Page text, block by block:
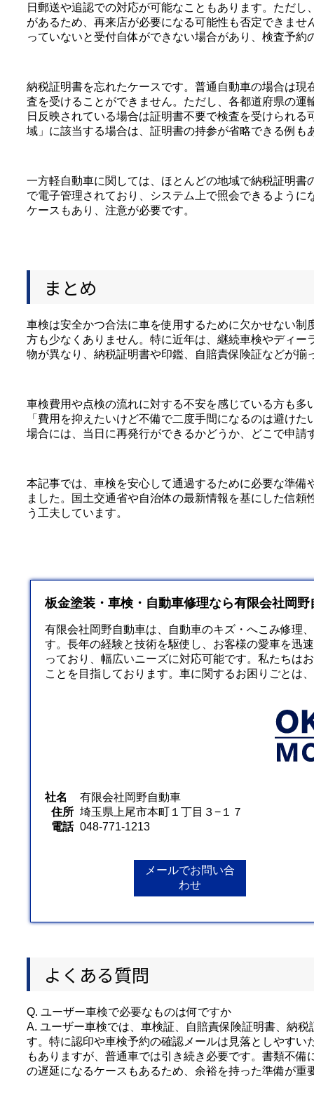
日郵送や追認での対応が可能なこともあります。ただ
があるため、再来店が必要になる可能性も否定できま
っていないと受付自体ができない場合があり、検査予
納税証明書を忘れたケースです。普通自動車の場合は
査を受けることができません。ただし、各都道府県の
日反映されている場合は証明書不要で検査を受けられ
域」に該当する場合は、証明書の持参が省略できる例も
一方軽自動車に関しては、ほとんどの地域で納税証明
で電子管理されており、システム上で照会できるよう
ケースもあり、注意が必要です。
まとめ
車検は安全かつ合法に車を使用するために欠かせない
方も少なくありません。特に近年は、継続車検やディ
物が異なり、納税証明書や印鑑、自賠責保険証などが
車検費用や点検の流れに対する不安を感じている方も
「費用を抑えたいけど不備で二度手間になるのは避け
場合には、当日に再発行ができるかどうか、どこで申
本記事では、車検を安心して通過するために必要な準
ました。国土交通省や自治体の最新情報を基にした信
う工夫しています。
板金塗装・車検・自動車修理なら有限会社岡野
有限会社岡野自動車は、自動車のキズ・へこみ修理
す。長年の経験と技術を駆使し、お客様の愛車を迅
っており、幅広いニーズに対応可能です。私たちは
ことを目指しております。車に関するお困りごとは
社名
有限会社岡野自動車
住所 埼玉県上尾市本町１丁目３−１７
電話 048-771-1213
メールでお問い合
わせ
よくある質問
Q. ユーザー車検で必要なものは何ですか
A. ユーザー車検では、車検証、自賠責保険証明書、納
す。特に認印や車検予約の確認メールは見落としやす
もありますが、普通車では引き続き必要です。書類不
の遅延になるケースもあるため、余裕を持った準備が重